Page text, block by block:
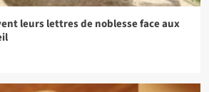
leurs lettres de noblesse face aux